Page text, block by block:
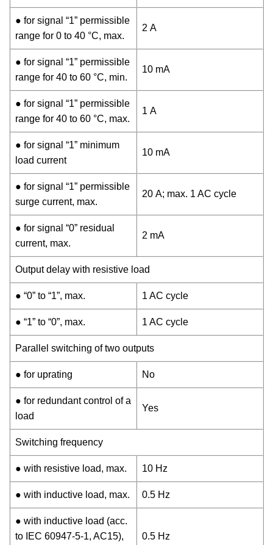
● for signal “1” permissible
range for 0 to 40 °C, max.
2 A
● for signal “1” permissible
range for 40 to 60 °C, min.
10 mA
● for signal “1” permissible
range for 40 to 60 °C, max.
1 A
● for signal “1” minimum
load current
10 mA
● for signal “1” permissible
surge current, max.
20 A; max. 1 AC cycle
● for signal “0” residual
current, max.
2 mA
Output delay with resistive load
● “0” to “1”, max. 1 AC cycle
● “1” to “0”, max. 1 AC cycle
Parallel switching of two outputs
● for uprating No
● for redundant control of a
load
Yes
Switching frequency
● with resistive load, max. 10 Hz
● with inductive load, max. 0.5 Hz
● with inductive load (acc.
to IEC 60947-5-1, AC15),
0.5 Hz